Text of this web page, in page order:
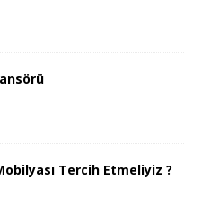
Tercih Etmeliyiz ?